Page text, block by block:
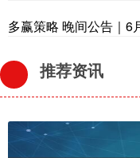
多赢策略 晚间公告｜6
推荐资讯